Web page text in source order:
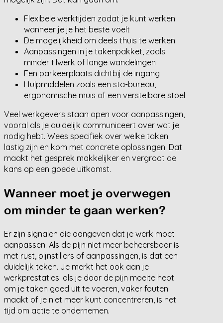
Flexibele werktijden zodat je kunt werken
wanneer je je het beste voelt
De mogelijkheid om deels thuis te werken
Aanpassingen in je takenpakket, zoals
minder tilwerk of lange wandelingen
Een parkeerplaats dichtbij de ingang
Hulpmiddelen zoals een sta-bureau,
ergonomische muis of een verstelbare stoel
Veel werkgevers staan open voor aanpassingen,
vooral als je duidelijk communiceert over wat je
nodig hebt. Wees specifiek over welke taken
lastig zijn en kom met concrete oplossingen. Dat
maakt het gesprek makkelijker en vergroot de
kans op een goede uitkomst.
Wanneer moet je overwegen
om minder te gaan werken?
Er zijn signalen die aangeven dat je werk moet
aanpassen. Als de pijn niet meer beheersbaar is
met rust, pijnstillers of aanpassingen, is dat een
duidelijk teken. Je merkt het ook aan je
werkprestaties: als je door de pijn moeite hebt
om je taken goed uit te voeren, vaker fouten
maakt of je niet meer kunt concentreren, is het
tijd om actie te ondernemen.